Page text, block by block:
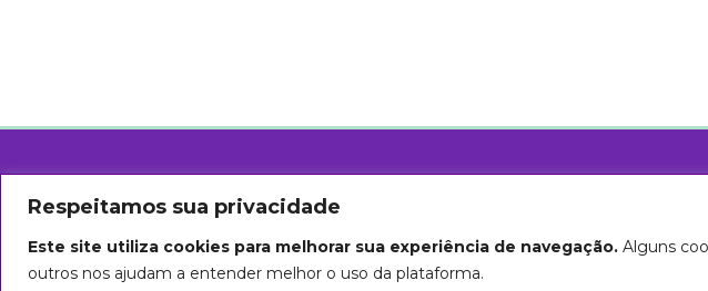
Respeitamos sua privacidade
Este site utiliza cookies para melhorar sua experiência de navegação. Alguns
outros nos ajudam a entender melhor o uso da plataforma.
Esta página foi licenciada com uma Licença Creative Commons